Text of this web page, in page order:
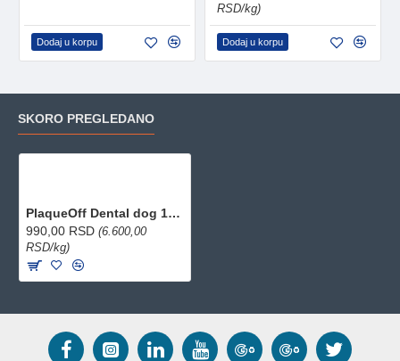
Dodaj u korpu
RSD/kg)
Dodaj u korpu
SKORO PREGLEDANO
PlaqueOff Dental dog 150g
990,00 RSD (6.600,00
RSD/kg)